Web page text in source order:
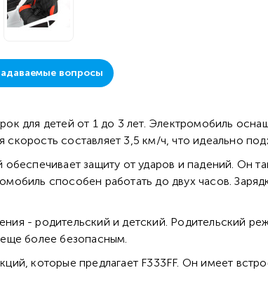
вопросы
для детей от 1 до 3 лет. Электромобиль
составляет 3,5 км/ч, что идеально
защиту от ударов и падений.
способен работать до двух часов.
- родительский и детский. Родительский
более безопасным.
которые предлагает F333FF. Он имеет